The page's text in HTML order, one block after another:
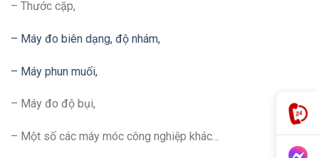
– Thước cặp,
– Máy đo biên dạng, độ nhám,
– Máy phun muối,
– Máy đo độ bụi,
– Một số các máy móc công nghiệp khác…